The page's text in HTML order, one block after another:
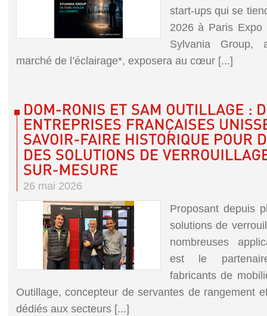
start-ups qui se
2026 à Paris Expo
Sylvania Group,
marché de l’éclairage*, exposera au cœur [...]
26 mai 2026
Proposant depuis
solutions de
nombreuses
est le
fabricants de
Outillage, concepteur de servantes de rangement
dédiés aux secteurs [...]